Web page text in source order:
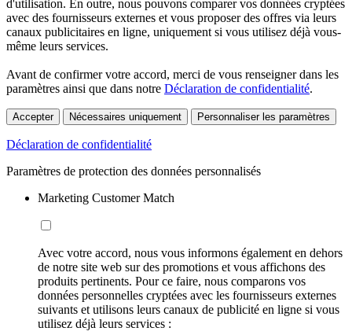
d'utilisation. En outre, nous pouvons comparer vos données cryptées
avec des fournisseurs externes et vous proposer des offres via leurs
canaux publicitaires en ligne, uniquement si vous utilisez déjà vous-
même leurs services.
Avant de confirmer votre accord, merci de vous renseigner dans les
paramètres ainsi que dans notre Déclaration de confidentialité.
Accepter Nécessaires uniquement Personnaliser les paramètres
Déclaration de confidentialité
Paramètres de protection des données personnalisés
Marketing Customer Match
Avec votre accord, nous vous informons également en dehors
de notre site web sur des promotions et vous affichons des
produits pertinents. Pour ce faire, nous comparons vos
données personnelles cryptées avec les fournisseurs externes
suivants et utilisons leurs canaux de publicité en ligne si vous
utilisez déjà leurs services :